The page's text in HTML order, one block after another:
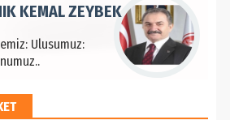
Ulusumuz:
KEMAL ZEYBEK
HAYRİ PEKER